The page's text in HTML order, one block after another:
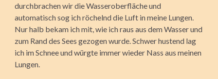
durchbrachen wir die Wasseroberfläche und
automatisch sog ich röchelnd die Luft in meine Lungen.
Nur halb bekam ich mit, wie ich raus aus dem Wasser und
zum Rand des Sees gezogen wurde. Schwer hustend lag
ich im Schnee und würgte immer wieder Nass aus meinen
Lungen.